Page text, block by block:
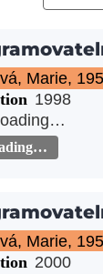
Marie,
1998
Marie,
2000